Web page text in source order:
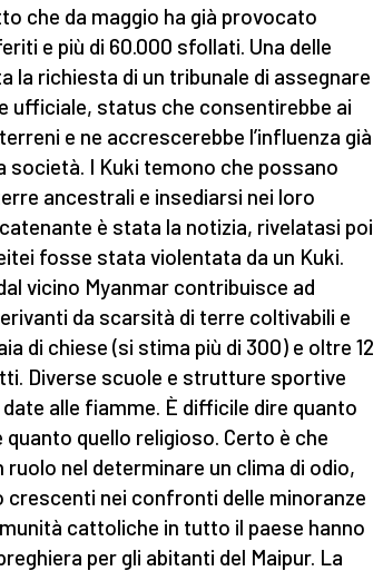
che da maggio ha già provocato
e più di 60.000 sfollati. Una delle
la richiesta di un tribunale di assegnare
ufficiale, status che consentirebbe ai
e ne accrescerebbe l’influenza già
società. I Kuki temono che possano
ancestrali e insediarsi nei loro
è stata la notizia, rivelatasi poi
fosse stata violentata da un Kuki.
vicino Myanmar contribuisce ad
da scarsità di terre coltivabili e
di chiese (si stima più di 300) e oltre 12
Diverse scuole e strutture sportive
alle fiamme. È difficile dire quanto
quello religioso. Certo è che
ruolo nel determinare un clima di odio,
nei confronti delle minoranze
cattoliche in tutto il paese hanno
per gli abitanti del Maipur. La